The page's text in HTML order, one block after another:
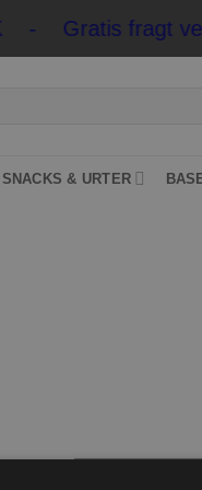
- Gratis fragt
SNACKS & URTER